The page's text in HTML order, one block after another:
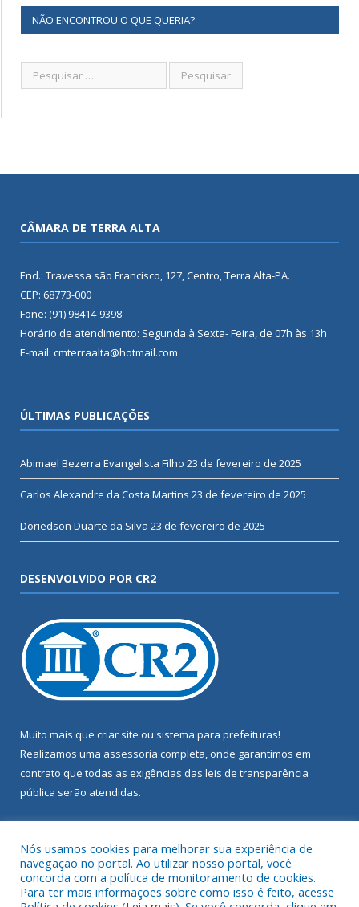
NÃO ENCONTROU O QUE QUERIA?
CÂMARA DE TERRA ALTA
End.: Travessa são Francisco, 127, Centro, Terra Alta-PA.
CEP: 68773-000
Fone: (91) 98414-9398
Horário de atendimento: Segunda à Sexta- Feira, de 07h às 13h
E-mail: cmterraalta@hotmail.com
ÚLTIMAS PUBLICAÇÕES
Abimael Bezerra Evangelista Filho 23 de fevereiro de 2025
Carlos Alexandre da Costa Martins 23 de fevereiro de 2025
Doriedson Duarte da Silva 23 de fevereiro de 2025
DESENVOLVIDO POR CR2
Muito mais que criar site ou sistema para prefeituras!
Realizamos uma assessoria completa, onde garantimos em
contrato que todas as exigências das leis de transparência
pública serão atendidas.
Nós usamos cookies para melhorar sua experiência de
navegação no portal. Ao utilizar nosso portal, você
concorda com a política de monitoramento de cookies.
Para ter mais informações sobre como isso é feito, acesse